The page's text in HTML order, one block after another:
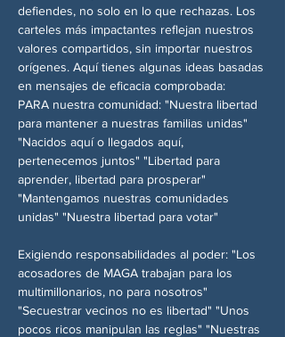
defiendes, no solo en lo que rechazas. Los
carteles más impactantes reflejan nuestros
valores compartidos, sin importar nuestros
orígenes. Aquí tienes algunas ideas basadas
en mensajes de eficacia comprobada:
PARA nuestra comunidad: "Nuestra libertad
para mantener a nuestras familias unidas"
"Nacidos aquí o llegados aquí,
pertenecemos juntos" "Libertad para
aprender, libertad para prosperar"
"Mantengamos nuestras comunidades
unidas" "Nuestra libertad para votar"
Exigiendo responsabilidades al poder: "Los
acosadores de MAGA trabajan para los
multimillonarios, no para nosotros"
"Secuestrar vecinos no es libertad" "Unos
pocos ricos manipulan las reglas" "Nuestras